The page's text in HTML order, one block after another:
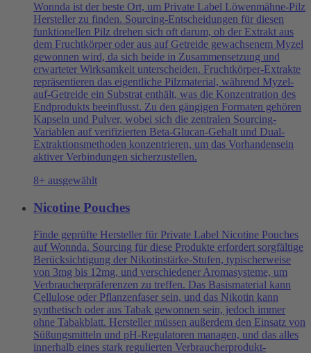
Wonnda ist der beste Ort, um Private Label Löwenmähne-Pilz
Hersteller zu finden. Sourcing-Entscheidungen für diesen
funktionellen Pilz drehen sich oft darum, ob der Extrakt aus
dem Fruchtkörper oder aus auf Getreide gewachsenem Myzel
gewonnen wird, da sich beide in Zusammensetzung und
erwarteter Wirksamkeit unterscheiden. Fruchtkörper-Extrakte
repräsentieren das eigentliche Pilzmaterial, während Myzel-
auf-Getreide ein Substrat enthält, was die Konzentration des
Endprodukts beeinflusst. Zu den gängigen Formaten gehören
Kapseln und Pulver, wobei sich die zentralen Sourcing-
Variablen auf verifizierten Beta-Glucan-Gehalt und Dual-
Extraktionsmethoden konzentrieren, um das Vorhandensein
aktiver Verbindungen sicherzustellen.
8+ ausgewählt
Nicotine Pouches
Finde geprüfte Hersteller für Private Label Nicotine Pouches
auf Wonnda. Sourcing für diese Produkte erfordert sorgfältige
Berücksichtigung der Nikotinstärke-Stufen, typischerweise
von 3mg bis 12mg, und verschiedener Aromasysteme, um
Verbraucherpräferenzen zu treffen. Das Basismaterial kann
Cellulose oder Pflanzenfaser sein, und das Nikotin kann
synthetisch oder aus Tabak gewonnen sein, jedoch immer
ohne Tabakblatt. Hersteller müssen außerdem den Einsatz von
Süßungsmitteln und pH-Regulatoren managen, und das alles
innerhalb eines stark regulierten Verbraucherprodukt-